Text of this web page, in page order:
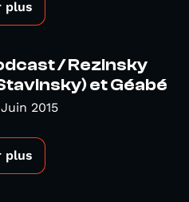
plus
/ Rezinsky
et Géabé
2015
plus